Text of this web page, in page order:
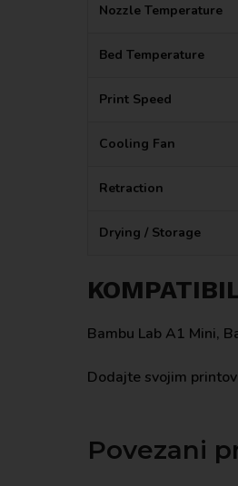
Nozzle Temperature
Bed Temperature
Print Speed
Cooling Fan
Retraction
Drying / Storage
Bambu Lab A1 Mini,
Dodajte svojim
Povezani